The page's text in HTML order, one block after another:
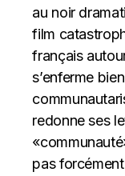
au noir
film
français
s’enferme
redonne ses
pas